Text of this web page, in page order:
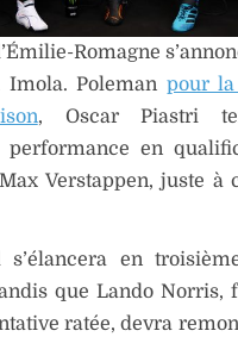
Romagne
Poleman pour
, Oscar Piastri
performance en
Verstappen, juste à
s’élancera en
que Lando Norris,
ratée, devra